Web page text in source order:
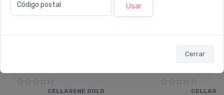
Código postal Usar
Cerrar
CELLASENE GOLD